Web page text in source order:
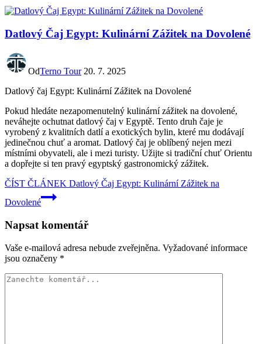
Datlový Čaj Egypt: Kulinární Zážitek na Dovolené
OdTerno Tour 20. 7. 2025
Datlový čaj Egypt: Kulinární Zážitek na Dovolené
Pokud hledáte nezapomenutelný kulinární zážitek na dovolené,
neváhejte ochutnat datlový čaj v Egyptě. Tento druh čaje je
vyrobený z kvalitních datlí a exotických bylin, které mu dodávají
jedinečnou chuť a aromat. Datlový čaj je oblíbený nejen mezi
místními obyvateli, ale i mezi turisty. Užijte si tradiční chuť Orientu
a dopřejte si ten pravý egyptský gastronomický zážitek.
ČÍST ČLÁNEK Datlový Čaj Egypt: Kulinární Zážitek na
Dovolené
Napsat komentář
Vaše e-mailová adresa nebude zveřejněna. Vyžadované informace
jsou označeny *